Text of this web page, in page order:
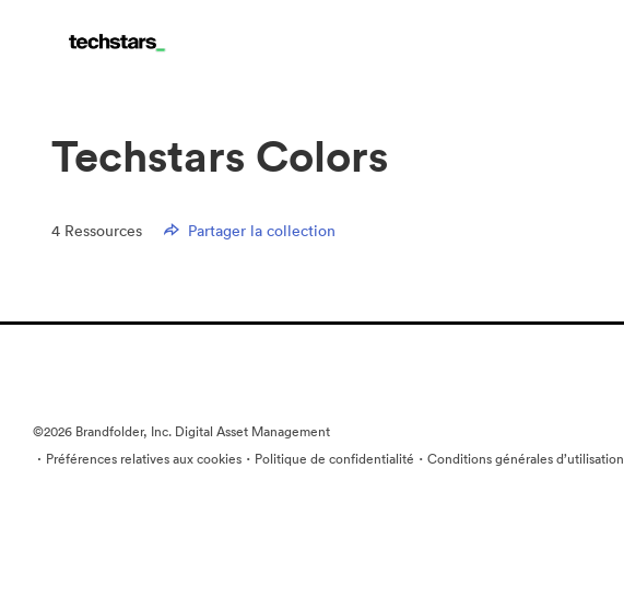
Techstars Colors
4 Ressources Partager la collection
©2026 Brandfolder, Inc. Digital Asset Management
· Préférences relatives aux cookies · Politique de confidentialité · Conditions générales d’utilisation